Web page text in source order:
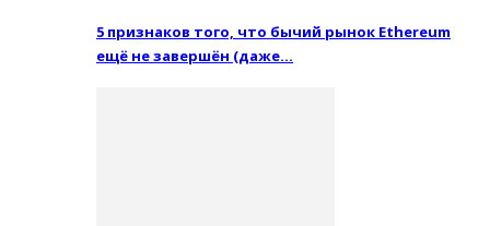
5 признаков того, что бычий рынок Ethereum
ещё не завершён (даже…